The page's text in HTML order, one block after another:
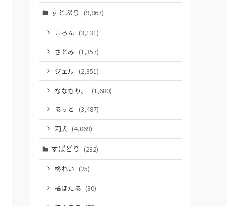
すとぷり (9,867)
ころん (3,131)
さとみ (1,357)
ジェル (2,351)
ななもり。
(1,680)
るぅと (3,487)
莉犬 (4,069)
すぱどり (232)
柊れい (25)
橘ほたる (30)